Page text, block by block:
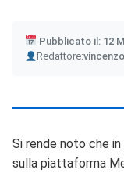
Pubblicato il: 12
Redattore:
Author
Si rende noto che
sulla piattaforma